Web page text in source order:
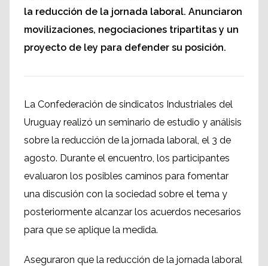
la reducción de la jornada laboral. Anunciaron
movilizaciones, negociaciones tripartitas y un
proyecto de ley para defender su posición.
La Confederación de sindicatos Industriales del
Uruguay realizó un seminario de estudio y análisis
sobre la reducción de la jornada laboral, el 3 de
agosto. Durante el encuentro, los participantes
evaluaron los posibles caminos para fomentar
una discusión con la sociedad sobre el tema y
posteriormente alcanzar los acuerdos necesarios
para que se aplique la medida.
Aseguraron que la reducción de la jornada laboral